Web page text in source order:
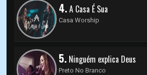
4.A Casa É Sua
Casa Worship
5. Ninguém explica Deus
Preto No Branco